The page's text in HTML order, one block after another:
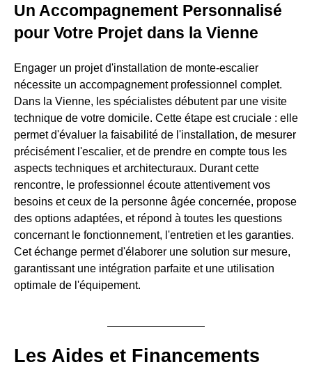
Un Accompagnement Personnalisé
pour Votre Projet dans la Vienne
Engager un projet d'installation de monte-escalier
nécessite un accompagnement professionnel complet.
Dans la Vienne, les spécialistes débutent par une visite
technique de votre domicile. Cette étape est cruciale : elle
permet d'évaluer la faisabilité de l'installation, de mesurer
précisément l'escalier, et de prendre en compte tous les
aspects techniques et architecturaux. Durant cette
rencontre, le professionnel écoute attentivement vos
besoins et ceux de la personne âgée concernée, propose
des options adaptées, et répond à toutes les questions
concernant le fonctionnement, l'entretien et les garanties.
Cet échange permet d'élaborer une solution sur mesure,
garantissant une intégration parfaite et une utilisation
optimale de l'équipement.
Les Aides et Financements